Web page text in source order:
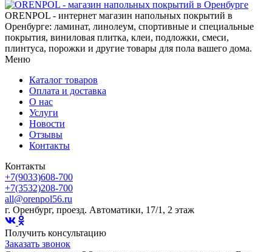
ORENPOL - интернет магазин напольных покрытий в
Оренбурге: ламинат, линолеум, спортивные и специальные
покрытия, виниловая плитка, клеи, подложки, смеси,
плинтуса, порожки и другие товары для пола вашего дома.
Меню
Каталог товаров
Оплата и доставка
О нас
Услуги
Новости
Отзывы
Контакты
Контакты
+7(9033)608-700
+7(3532)208-700
all@orenpol56.ru
г. Оренбург, проезд. Автоматики, 17/1, 2 этаж
Получить консультацию
Заказать звонок